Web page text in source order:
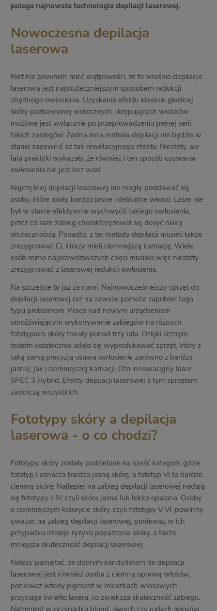
polega najnowsza technologia depilacji laserowej.
Nowoczesna depilacja
laserowa
Nikt nie powinien mieć wątpliwości, że to właśnie depilacja
laserowa jest najskuteczniejszym sposobem redukcji
zbędnego owłosienia. Uzyskanie efektu idealnie gładkiej
skóry pozbawionej widocznych i krępujących włosków
możliwe jest wyłącznie po przeprowadzeniu pełnej serii
takich zabiegów. Żadna inna metoda depilacji nie będzie w
stanie zapewnić aż tak rewelacyjnego efektu. Niestety, ale
lata praktyki wykazały, że również i ten sposób usuwania
owłosienia nie jest bez wad.
Najczęściej depilacji laserowej nie mogły poddawać się
osoby, które miały bardzo jasne i delikatne włoski. Laser nie
był w stanie efektywnie wychwycić takiego owłosienia,
przez co sam zabieg charakteryzował się dosyć niską
skutecznością. Ponadto, z tej metody depilacji musieli także
zrezygnować Ci, którzy mieli ciemniejszą karnację. Wiele
osób mimo najprawdziwszych chęci musiało więc niestety
zrezygnować z laserowej redukcji owłosienia.
Na szczęście to już za nami. Najnowocześniejszy sprzęt do
depilacji laserowej raz na zawsze pomoże zapobiec tego
typu problemom. Prace nad nowym urządzeniem
umożliwiającym wykonywanie zabiegów na różnych
fototypach skóry trwały ponad trzy lata. Dzięki licznym
testom ostatecznie udało się wyprodukować sprzęt, który z
taką samą precyzją usuwa owłosienie zarówno z bardzo
jasnej, jak i ciemniejszej karnacji. Oto innowacyjny laser
SPEC 3 Hybrid. Efekty depilacji laserowej z tym sprzętem
zaskoczą wszystkich.
Fototypy skóry a depilacja
laserowa - o co chodzi?
Fototypy skóry zostały podzielone na sześć kategorii, gdzie
fototyp I oznacza bardzo jasną skórę, a fototyp VI to bardzo
ciemną skórę. Najlepiej na zabieg depilacji laserowej nadają
się fototypy I-IV, czyli skóra jasna lub lekko opalona. Osoby
o ciemniejszym kolorycie skóry, czyli fototypy V-VI, powinny
uważać na zabieg depilacji laserowej, ponieważ w ich
przypadku istnieje ryzyko poparzenia skóry, a także
mniejsza skuteczność depilacji laserowej.
Należy pamiętać, że dobrym kandydatem do depilacji
laserowej jest również osoba z ciemną oprawą włosów,
ponieważ wtedy pigment w mieszkach włosowych
przyciąga światło lasera, co zwiększa skuteczność zabiegu.